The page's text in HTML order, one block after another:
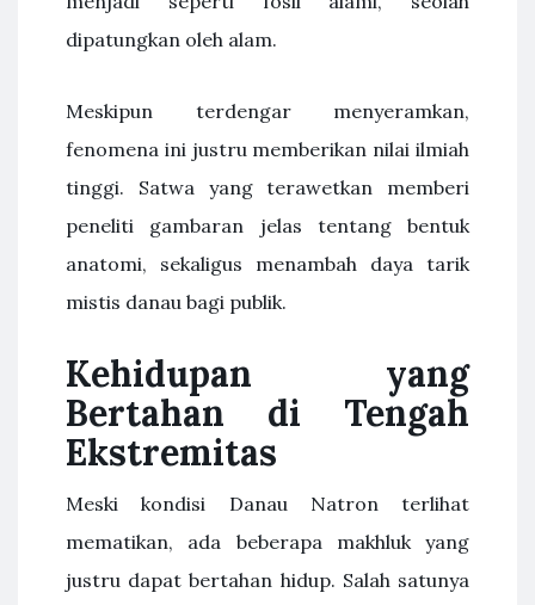
dipatungkan oleh alam.
Meskipun terdengar menyeramkan,
fenomena ini justru memberikan nilai ilmiah
tinggi. Satwa yang terawetkan memberi
peneliti gambaran jelas tentang bentuk
anatomi, sekaligus menambah daya tarik
mistis danau bagi publik.
Kehidupan yang
Bertahan di Tengah
Ekstremitas
Meski kondisi Danau Natron terlihat
mematikan, ada beberapa makhluk yang
justru dapat bertahan hidup. Salah satunya